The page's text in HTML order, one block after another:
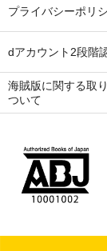
プライバシーポリ
dアカウント2段階
海賊版に関する取
ついて